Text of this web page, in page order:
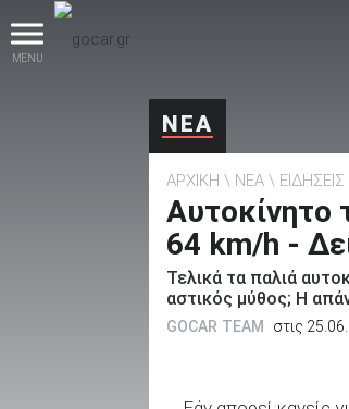
MENU
ΝΕΑ
ΑΡΧΙΚΗ ΝΕΑ ΕΙΔΗΣΕΙΣ
Αυτοκίνητο
64 km/h -
Τελικά τα παλιά
αστικός μύθος; Η
GOCAR TEAM στις